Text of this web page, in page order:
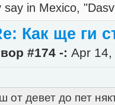
say in Mexico,
Как ще ги
#174 -: Apr
от девет до пет